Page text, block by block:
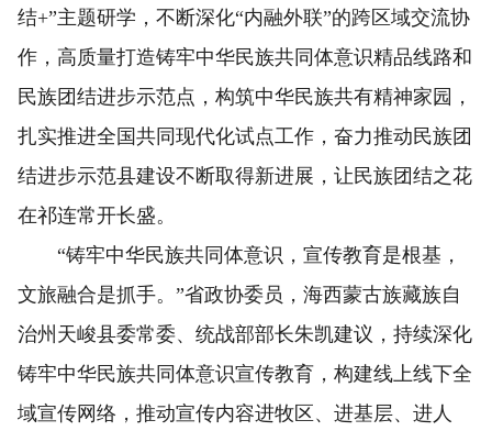
结+”主题研学，不断深化“内融外联”的跨区域交流协
作，高质量打造铸牢中华民族共同体意识精品线路和
民族团结进步示范点，构筑中华民族共有精神家园，
扎实推进全国共同现代化试点工作，奋力推动民族团
结进步示范县建设不断取得新进展，让民族团结之花
在祁连常开长盛。
“铸牢中华民族共同体意识，宣传教育是根基，
文旅融合是抓手。”省政协委员，海西蒙古族藏族自
治州天峻县委常委、统战部部长朱凯建议，持续深化
铸牢中华民族共同体意识宣传教育，构建线上线下全
域宣传网络，推动宣传内容进牧区、进基层、进人